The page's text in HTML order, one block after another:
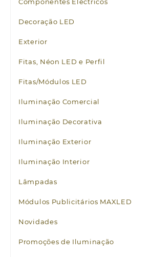
Decoração LED
Exterior
Fitas, Néon LED e Perfil
Fitas/Módulos LED
Iluminação Comercial
Iluminação Decorativa
Iluminação Exterior
Iluminação Interior
Lâmpadas
Módulos Publicitários MAXLED
Novidades
Promoções de Iluminação